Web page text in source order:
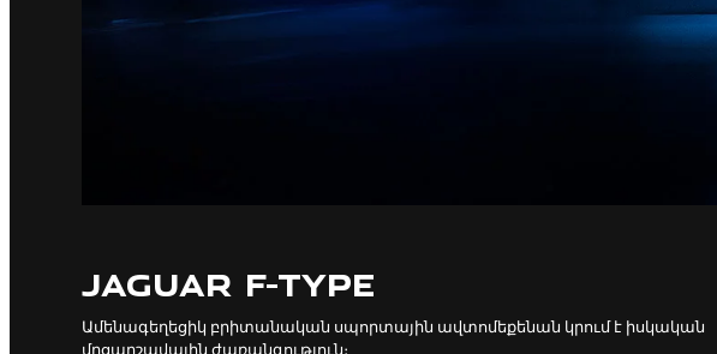
JAGUAR F-TYPE
Ամենագեղեցիկ բրիտանական սպորտային ավտոմեքենան կրում է իսկական
մրցարշավային ժառանգություն։